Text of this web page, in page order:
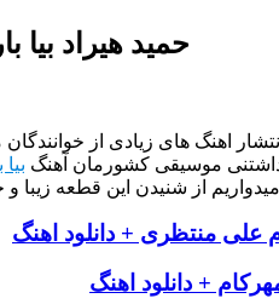
حمید هیراد بیا
اهنگ های زیادی از
داشتنی موسیقی کشورمان آهنگ
از شنیدن این قطعه زیبا و
منتظری + دانلود اهنگ
+ دانلود اهنگ